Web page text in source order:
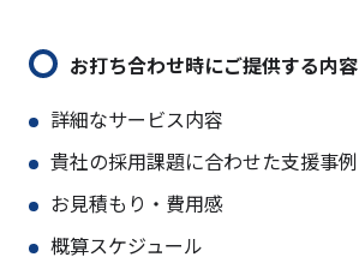
お打ち合わせ時にご提供する内容
詳細なサービス内容
貴社の採用課題に合わせた支援事例
お見積もり・費用感
概算スケジュール